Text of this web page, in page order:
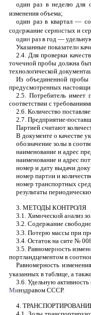
один раз в неделю для
изменения объема;
один раз в квартал —
содержание сернистых и
один раз в год —
Указанные показатели
2.4. Для проверки
точечной пробы должна
технологической
Из объединенной пробы
предусмотренных
2.5. Потребитель имеет
соответствии с
2.6. Количество
2.7. Предприятие-
Партией считают
В документе о качестве
обозначение золы в
наименование и адрес
наименование и адрес
номер и дату выдачи
номер партии и
номер транспортных
результаты
3. МЕТОДЫ КОНТРОЛЯ
3.1. Химический анализ
3.2. Содержание
3.3. Потерю массы при
3.4. Остаток на сите №
3.5. Равномерность измен
портландцементом в
Равномерность
указанных в таблице, а
3.6. Удельную
Минздравом СССР.
4.